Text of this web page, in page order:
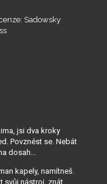
Sadowsky
jsi dva kroky
Povznést se. Nebát
dosah...
kapely, namítneš.
svůj nástroj, znát